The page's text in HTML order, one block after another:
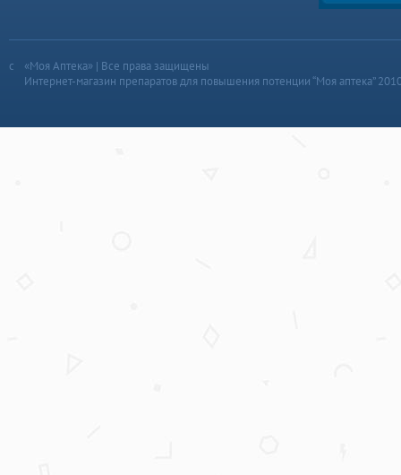
«Моя Аптека» | Все права защищены
Интернет-магазин препаратов для повышения потенции “Моя аптека”